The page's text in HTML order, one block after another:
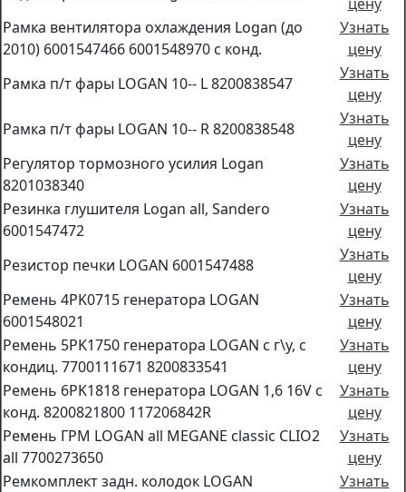
Рамка вентилятора охлаждения Logan (до
2010) 6001547466 6001548970 с конд.
Узнать
цену
Рамка п/т фары LOGAN 10-- L 8200838547
Узнать
цену
Рамка п/т фары LOGAN 10-- R 8200838548
Узнать
цену
Регулятор тормозного усилия Logan
8201038340
Узнать
цену
Резинка глушителя Logan all, Sandero
6001547472
Узнать
цену
Резистор печки LOGAN 6001547488
Узнать
цену
Ремень 4PK0715 генератора LOGAN
6001548021
Узнать
цену
Ремень 5PK1750 генератора LOGAN с г\у, с
кондиц. 7700111671 8200833541
Узнать
цену
Ремень 6PK1818 генератора LOGAN 1,6 16V с
конд. 8200821800 117206842R
Узнать
цену
Ремень ГРМ LOGAN all MEGANE classic CLIO2
all 7700273650
Узнать
цену
Ремкомплект задн. колодок LOGAN
Узнать